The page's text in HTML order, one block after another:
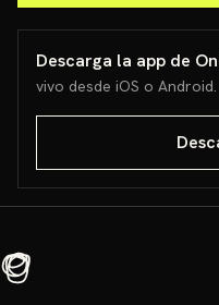
Descarga la app de
vivo desde iOS o Android.